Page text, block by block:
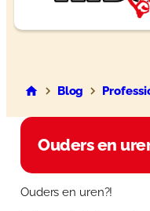
Blog
Over ons
Winkelwagen
Contact
Blog
Ouders en
Ouders en uren?!